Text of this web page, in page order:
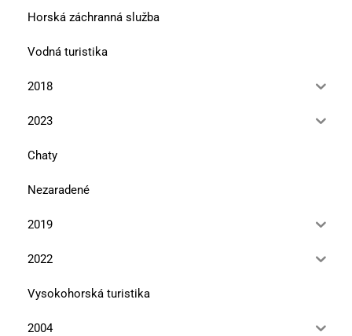
Horská záchranná služba
Vodná turistika
2018
2023
Chaty
Nezaradené
2019
2022
Vysokohorská turistika
2004